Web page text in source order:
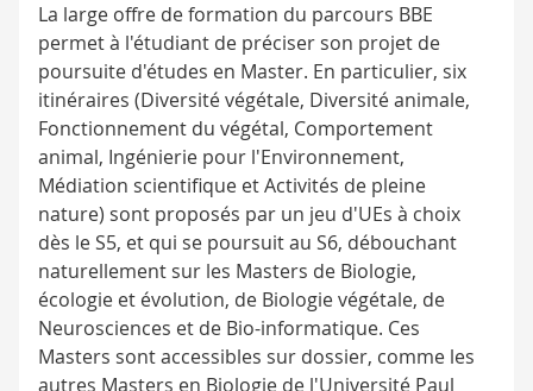
La large offre de formation du parcours BBE
permet à l'étudiant de préciser son projet de
poursuite d'études en Master. En particulier, six
itinéraires (Diversité végétale, Diversité animale,
Fonctionnement du végétal, Comportement
animal, Ingénierie pour l'Environnement,
Médiation scientifique et Activités de pleine
nature) sont proposés par un jeu d'UEs à choix
dès le S5, et qui se poursuit au S6, débouchant
naturellement sur les Masters de Biologie,
écologie et évolution, de Biologie végétale, de
Neurosciences et de Bio-informatique. Ces
Masters sont accessibles sur dossier, comme les
autres Masters en Biologie de l'Université Paul